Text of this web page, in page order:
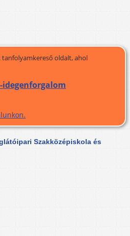
tanfolyamkereső oldalt, ahol
idegenforgalom
Szakközépiskola és